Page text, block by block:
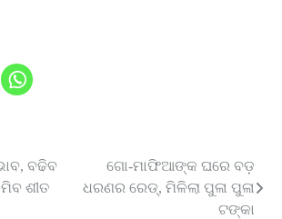
ବଢିବ
ଶୀତ
ଗୋ-ମାଫିଆଙ୍କ ଘରେ ବଡ଼
ଧରଣର ରେଡ୍, ମିଳିଲା ପୁଳା ପୁଳା
ଟଙ୍କା